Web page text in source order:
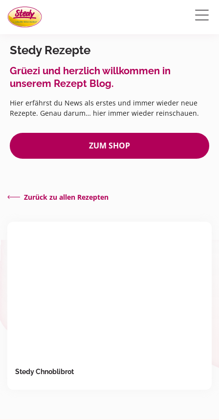
Stedy Rezepte
Grüezi und herzlich willkommen in
unserem Rezept Blog.
Hier erfährst du News als erstes und immer wieder neue
Rezepte. Genau darum… hier immer wieder reinschauen.
ZUM SHOP
Zurück zu allen Rezepten
Stedy Chnoblibrot